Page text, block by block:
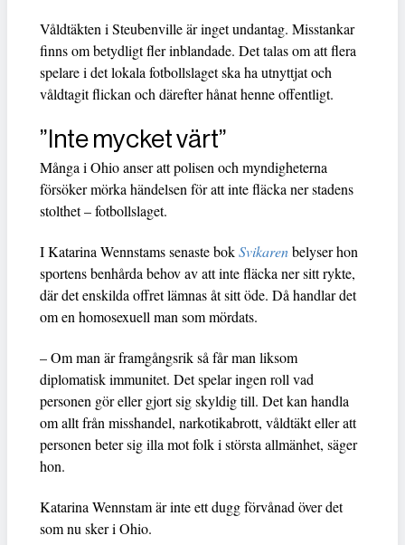
Våldtäkten i Steubenville är inget undantag. Misstankar
finns om betydligt fler inblandade. Det talas om att flera
spelare i det lokala fotbollslaget ska ha utnyttjat och
våldtagit flickan och därefter hånat henne offentligt.
”Inte mycket värt”
Många i Ohio anser att polisen och myndigheterna
försöker mörka händelsen för att inte fläcka ner stadens
stolthet – fotbollslaget.
I Katarina Wennstams senaste bokSvikarenbelyser hon
sportens benhårda behov av att inte fläcka ner sitt rykte,
där det enskilda offret lämnas åt sitt öde. Då handlar det
om en homosexuell man som mördats.
– Om man är framgångsrik så får man liksom
diplomatisk immunitet. Det spelar ingen roll vad
personen gör eller gjort sig skyldig till. Det kan handla
om allt från misshandel, narkotikabrott, våldtäkt eller att
personen beter sig illa mot folk i största allmänhet, säger
hon.
Katarina Wennstam är inte ett dugg förvånad över det
som nu sker i Ohio.